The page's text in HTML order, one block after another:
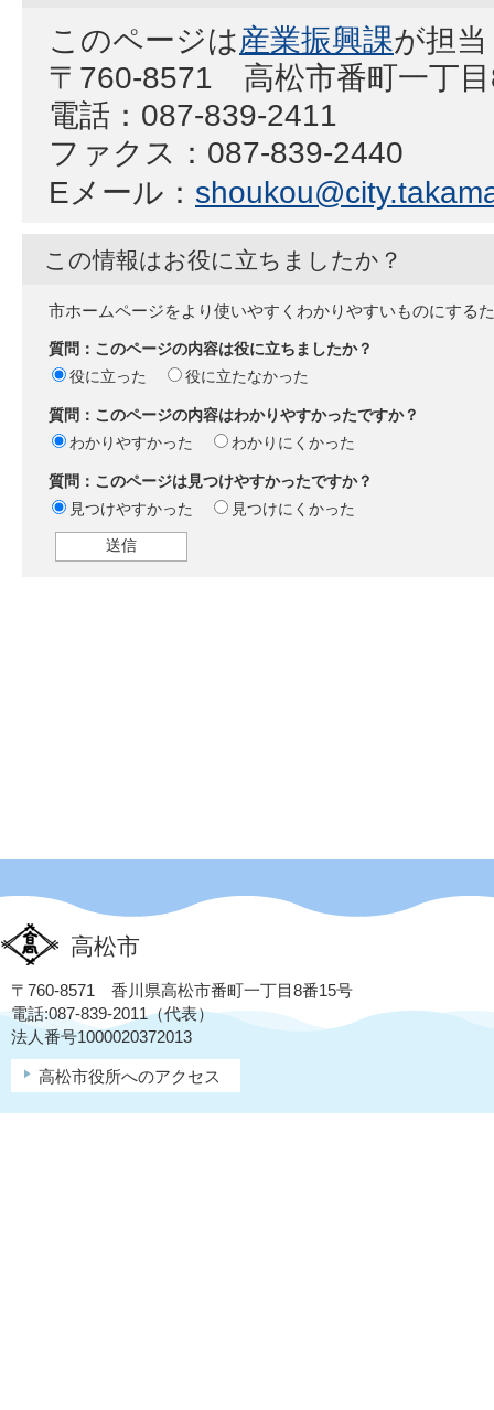
このページは産業振興課が担
〒760-8571 高松市番町一丁
電話：087-839-2411
ファクス：087-839-2440
Eメール：
この情報はお役に立ちましたか？
市ホームページをより使いやすくわかりやすいものにする
質問：このページの内容は役に立ちましたか？
役に立った
役に立たなかった
質問：このページの内容はわかりやすかったですか？
わかりやすかった
わかりにくかった
質問：このページは見つけやすかったですか？
見つけやすかった
見つけにくかった
高松市
〒760-8571 香川県高松市番町一丁目8番15号
電話:087-839-2011（代表）
法人番号1000020372013
高松市役所へのアクセス